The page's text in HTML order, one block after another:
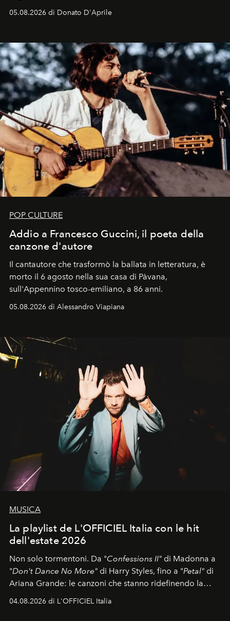
logomania pensata per la spiaggia
Kate, Claudia e Carla una dietro l'altra. Trent'anni dopo,
uno dei documenti più contemporanei che abbiamo.
05.08.2026 di Donato D'Aprile
POP CULTURE
Addio a Francesco Guccini, il poeta della
canzone d'autore
Il cantautore che trasformò la ballata in letteratura, è
morto il 6 agosto nella sua casa di Pàvana,
sull'Appennino tosco-emiliano, a 86 anni.
05.08.2026 di Alessandro Viapiana
MUSICA
La playlist de L'OFFICIEL Italia con le hit
dell'estate 2026
Non solo tormentoni. Da "Confessions II" di Madonna a
"Don't Dance No More" di Harry Styles, fino a "Petal" di
Ariana Grande: le canzoni che stanno ridefinendo la
colonna sonora della stagione.
04.08.2026 di L'OFFICIEL Italia